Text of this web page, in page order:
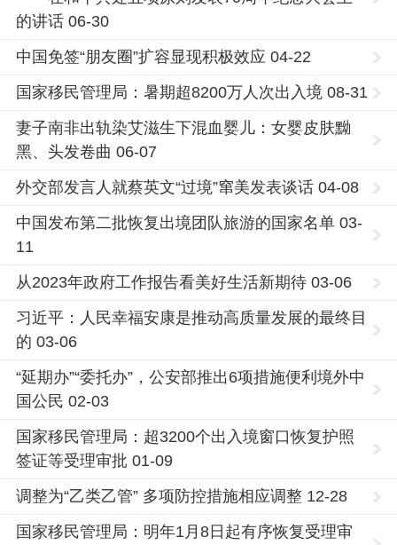
的讲话 06-30
中国免签“朋友圈”扩容显现积极效应 04-22
国家移民管理局：暑期超8200万人次出入境 08-31
妻子南非出轨染艾滋生下混血婴儿：女婴皮肤黝
黑、头发卷曲 06-07
外交部发言人就蔡英文“过境”窜美发表谈话 04-08
中国发布第二批恢复出境团队旅游的国家名单 03-
11
从2023年政府工作报告看美好生活新期待 03-06
习近平：人民幸福安康是推动高质量发展的最终目
的 03-06
“延期办”“委托办”，公安部推出6项措施便利境外中
国公民 02-03
国家移民管理局：超3200个出入境窗口恢复护照
签证等受理审批 01-09
调整为“乙类乙管” 多项防控措施相应调整 12-28
国家移民管理局：明年1月8日起有序恢复受理审